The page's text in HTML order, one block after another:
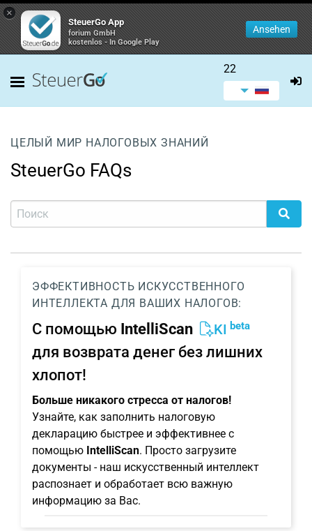
×
SteuerGo App
forium GmbH
kostenlos - In Google Play
Ansehen
22
ЦЕЛЫЙ МИР НАЛОГОВЫХ ЗНАНИЙ
SteuerGo FAQs
ЭФФЕКТИВНОСТЬ ИСКУССТВЕННОГО
ИНТЕЛЛЕКТА ДЛЯ ВАШИХ НАЛОГОВ:
С помощью IntelliScan KI beta
для возврата денег без лишних
хлопот!
Больше никакого стресса от налогов!
Узнайте, как заполнить налоговую
декларацию быстрее и эффективнее с
помощью IntelliScan. Просто загрузите
документы - наш искусственный интеллект
распознает и обработает всю важную
информацию за Вас.